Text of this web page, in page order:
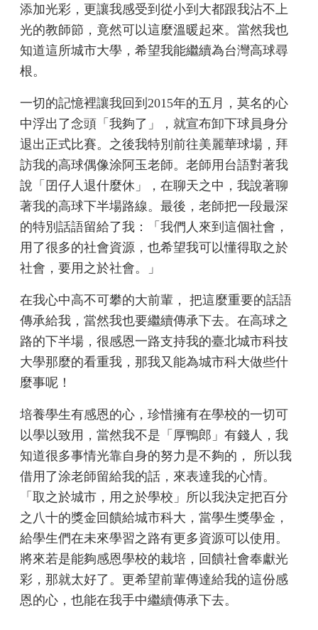
添加光彩，更讓我感受到從小到大都跟我沾不上
光的教師節，竟然可以這麼溫暖起來。當然我也
知道這所城市大學，希望我能繼續為台灣高球尋
根。
一切的記憶裡讓我回到2015年的五月，莫名的心
中浮出了念頭「我夠了」，就宣布卸下球員身分
退出正式比賽。之後我特別前往美麗華球場，拜
訪我的高球偶像涂阿玉老師。老師用台語對著我
說「囝仔人退什麼休」，在聊天之中，我說著聊
著我的高球下半場路線。最後，老師把一段最深
的特別話語留給了我：「我們人來到這個社會，
用了很多的社會資源，也希望我可以懂得取之於
社會，要用之於社會。」
在我心中高不可攀的大前輩， 把這麼重要的話語
傳承給我，當然我也要繼續傳承下去。在高球之
路的下半場，很感恩一路支持我的臺北城市科技
大學那麼的看重我，那我又能為城市科大做些什
麼事呢！
培養學生有感恩的心，珍惜擁有在學校的一切可
以學以致用，當然我不是「厚鴨郎」有錢人，我
知道很多事情光靠自身的努力是不夠的， 所以我
借用了涂老師留給我的話，來表達我的心情。
「取之於城市，用之於學校」所以我決定把百分
之八十的獎金回饋給城市科大，當學生獎學金，
給學生們在未來學習之路有更多資源可以使用。
將來若是能夠感恩學校的栽培，回饋社會奉獻光
彩，那就太好了。更希望前輩傳達給我的這份感
恩的心，也能在我手中繼續傳承下去。